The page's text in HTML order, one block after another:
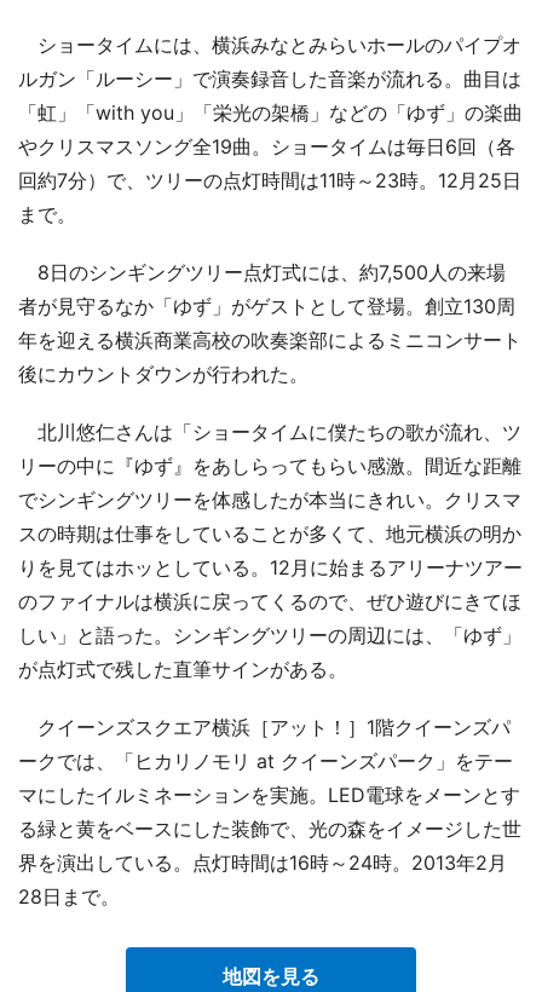
ショータイムには、横浜みなとみらいホールのパイプオ
ルガン「ルーシー」で演奏録音した音楽が流れる。曲目は
「虹」「with you」「栄光の架橋」などの「ゆず」の楽曲
やクリスマスソング全19曲。ショータイムは毎日6回（各
回約7分）で、ツリーの点灯時間は11時～23時。12月25日
まで。
8日のシンギングツリー点灯式には、約7,500人の来場
者が見守るなか「ゆず」がゲストとして登場。創立130周
年を迎える横浜商業高校の吹奏楽部によるミニコンサート
後にカウントダウンが行われた。
北川悠仁さんは「ショータイムに僕たちの歌が流れ、ツ
リーの中に『ゆず』をあしらってもらい感激。間近な距離
でシンギングツリーを体感したが本当にきれい。クリスマ
スの時期は仕事をしていることが多くて、地元横浜の明か
りを見てはホッとしている。12月に始まるアリーナツアー
のファイナルは横浜に戻ってくるので、ぜひ遊びにきてほ
しい」と語った。シンギングツリーの周辺には、「ゆず」
が点灯式で残した直筆サインがある。
クイーンズスクエア横浜［アット！］1階クイーンズパ
ークでは、「ヒカリノモリ at クイーンズパーク」をテー
マにしたイルミネーションを実施。LED電球をメーンとす
る緑と黄をベースにした装飾で、光の森をイメージした世
界を演出している。点灯時間は16時～24時。2013年2月
28日まで。
地図を見る